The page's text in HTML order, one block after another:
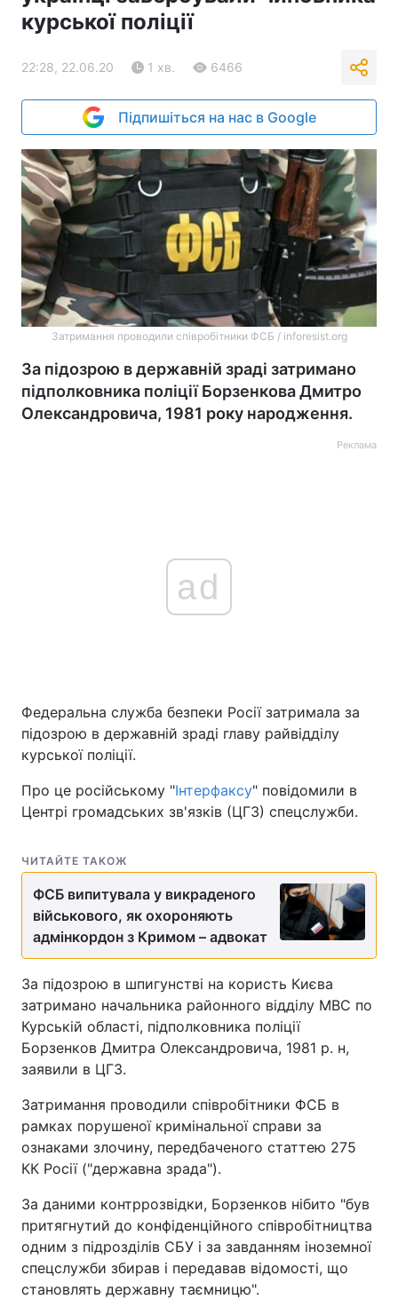
курської поліції
22:28, 22.06.20 1 хв. 6466
Підпишіться на нас в Google
Затримання проводили співробітники ФСБ / inforesist.org
За підозрою в державній зраді затримано
підполковника поліції Борзенкова Дмитро
Олександровича, 1981 року народження.
Реклама
ad
Федеральна служба безпеки Росії затримала за
підозрою в державній зраді главу райвідділу
курської поліції.
Про це російському "Інтерфаксу" повідомили в
Центрі громадських зв'язків (ЦГЗ) спецслужби.
ЧИТАЙТЕ ТАКОЖ
ФСБ випитувала у викраденого
військового, як охороняють
адмінкордон з Кримом – адвокат
За підозрою в шпигунстві на користь Києва
затримано начальника районного відділу МВС по
Курській області, підполковника поліції
Борзенков Дмитра Олександровича, 1981 р. н,
заявили в ЦГЗ.
Затримання проводили співробітники ФСБ в
рамках порушеної кримінальної справи за
ознаками злочину, передбаченого статтею 275
КК Росії ("державна зрада").
За даними контррозвідки, Борзенков нібито "був
притягнутий до конфіденційного співробітництва
одним з підрозділів СБУ і за завданням іноземної
спецслужби збирав і передавав відомості, що
становлять державну таємницю".